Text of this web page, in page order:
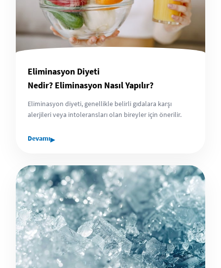
Eliminasyon Diyeti
Nedir? Eliminasyon Nasıl Yapılır?
Eliminasyon diyeti, genellikle belirli gıdalara karşı
alerjileri veya intoleransları olan bireyler için önerilir.
Devamı▸